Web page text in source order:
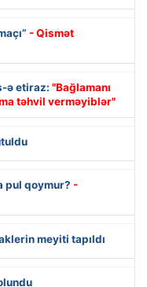
- Qismət
ə etiraz: "Bağlamanı
təhvil verməyiblər"
pul qoymur? -
meyiti tapıldı